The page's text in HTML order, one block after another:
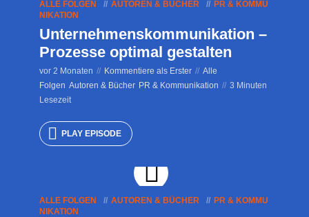
ALLE FOLGEN AUTOREN & BÜCHER
PR & KOMMU
NIKATION
Unternehmenskommunikation –
Prozesse optimal gestalten
vor 2 Monaten Kommentiere als Erster
Alle
Folgen Autoren & Bücher PR & Kommunikation
3 Minuten
Lesezeit
PLAY EPISODE
ALLE FOLGEN AUTOREN & BÜCHER
PR & KOMMU
NIKATION